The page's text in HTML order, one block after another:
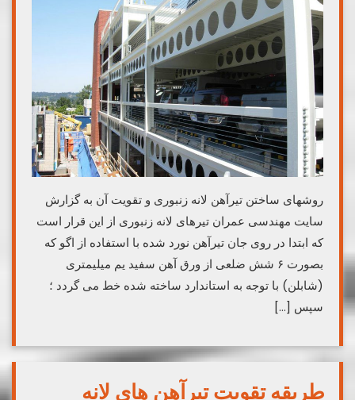
روشهای ساختن تیرآهن لانه زنبوری و تقویت آن به گزارش
سایت مهندسی عمران تیرهای لانه زنبوری از این قرار است
که ابتدا در روی جان تیرآهن نورد شده با استفاده از اگو که
بصورت ۶ شش ضلعی از ورق آهن سفید یم میلیمتری
(شابلن) با توجه به استاندارد ساخته شده خط می گردد ؛
سپس […]
طریقه تقویت تیرآهن های لانه